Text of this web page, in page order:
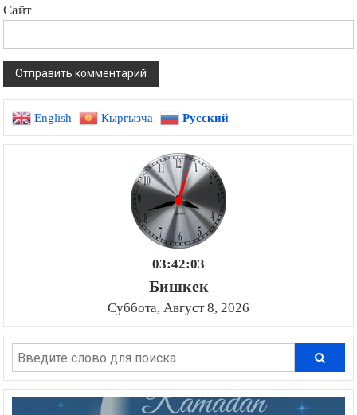
Сайт
English Кыргызча Русский
03:42:04
Бишкек
Суббота, Август 8, 2026